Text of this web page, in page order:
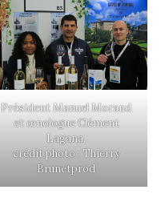
Président Manuel Morand
et œnologue Clément
Lagana.
crédit photo : Thierry
Brunetprod